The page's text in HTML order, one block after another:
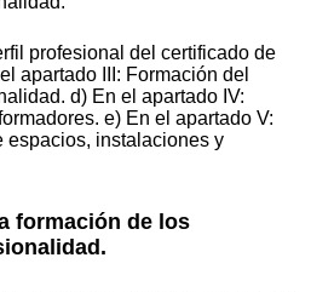
profesional del certificado de
apartado III: Formación del
d) En el apartado IV:
e) En el apartado V:
espacios, instalaciones y
formación de los